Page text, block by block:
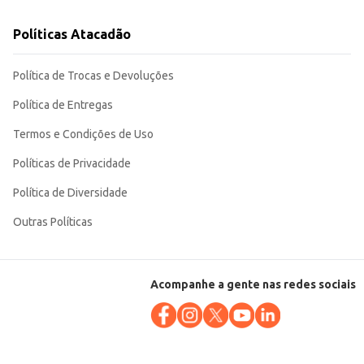
Políticas Atacadão
Política de Trocas e Devoluções
Política de Entregas
Termos e Condições de Uso
Políticas de Privacidade
Política de Diversidade
Outras Políticas
Acompanhe a gente nas redes sociais